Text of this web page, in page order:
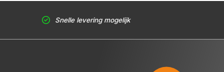
Snelle levering mogelijk